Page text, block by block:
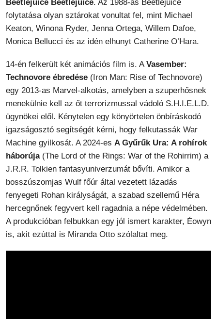
Beetlejuice Beetlejuice. Az 1988-as Beetlejuice
folytatása olyan sztárokat vonultat fel, mint Michael
Keaton, Winona Ryder, Jenna Ortega, Willem Dafoe,
Monica Bellucci és az idén elhunyt Catherine O’Hara.
14-én felkerült két animációs film is. A Vasember:
Technovore ébredése (Iron Man: Rise of Technovore)
egy 2013-as Marvel-alkotás, amelyben a szuperhősnek
menekülnie kell az őt terrorizmussal vádoló S.H.I.E.L.D.
ügynökei elől. Kénytelen egy könyörtelen önbíráskodó
igazságosztó segítségét kérni, hogy felkutassák War
Machine gyilkosát. A 2024-es A Gyűrűk Ura: A rohírok
háborúja(The Lord of the Rings: War of the Rohirrim) a
J.R.R. Tolkien fantasyuniverzumát bővíti. Amikor a
bosszúszomjas Wulf főúr által vezetett lázadás
fenyegeti Rohan királyságát, a szabad szellemű Héra
hercegnőnek fegyvert kell ragadnia a népe védelmében.
A produkcióban felbukkan egy jól ismert karakter, Éowyn
is, akit ezúttal is Miranda Otto szólaltat meg.